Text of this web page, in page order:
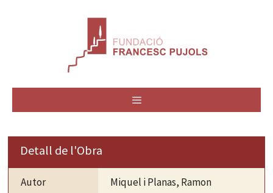
Detall de l'Obra
Autor Miquel i Planas, Ramon